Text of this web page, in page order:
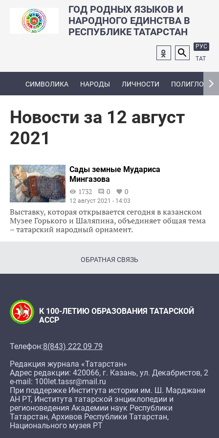
ГОД РОДНЫХ ЯЗЫКОВ И
НАРОДНОГО ЕДИНСТВА В
РЕСПУБЛИКЕ ТАТАРСТАН
РУС
ТАТ
СИМВОЛИКА НАРОДЫ ЛИЧНОСТИ ПОЛИГЛОТ
Новости за 12 август
2021
Сады земные Мудариса
Мингазова
1732
0 0
12 август 2021 - 14:03
Выставку, которая открывается сегодня в казанском
Музее Горького и Шаляпина, объединяет общая тема
– татарский народный орнамент.
ОБРАТНАЯ СВЯЗЬ
К 100-ЛЕТИЮ ОБРАЗОВАНИЯ ТАТАРСКОЙ
АССР
Телефон:8(843) 222 09 79
Редакция журнала «Татарстан»
Адрес редакции: 420066, г. Казань, ул. Декабристов, 2
e-mail: 100let.tassr@mail.ru
При поддержке Института истории им. Ш. Марджани
АН РТ, Института татарской энциклопедии и
регионоведения Академии наук Республики
Татарстан, Архивов Республики Татарстан,
Национального музея РТ